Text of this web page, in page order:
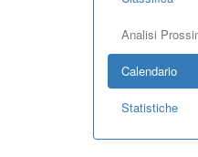
Analisi
Calendario
Statistiche